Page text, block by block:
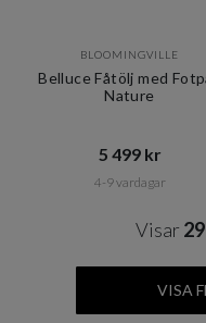
BLOOMINGVILLE
Belluce Fåtölj med
Nature
5 499 kr​​
4-9 vardagar
Visar 29
VISA